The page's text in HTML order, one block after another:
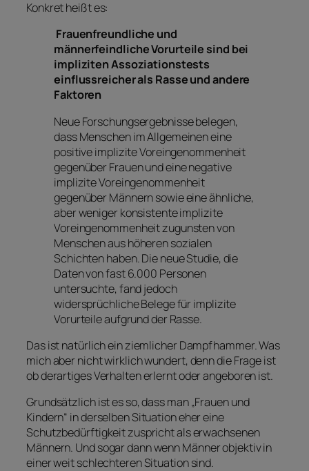
Konkret heißt es:
Frauenfreundliche und
männerfeindliche Vorurteile sind bei
impliziten Assoziationstests
einflussreicher als Rasse und andere
Faktoren
Neue Forschungsergebnisse belegen,
dass Menschen im Allgemeinen eine
positive implizite Voreingenommenheit
gegenüber Frauen und eine negative
implizite Voreingenommenheit
gegenüber Männern sowie eine ähnliche,
aber weniger konsistente implizite
Voreingenommenheit zugunsten von
Menschen aus höheren sozialen
Schichten haben. Die neue Studie, die
Daten von fast 6.000 Personen
untersuchte, fand jedoch
widersprüchliche Belege für implizite
Vorurteile aufgrund der Rasse.
Das ist natürlich ein ziemlicher Dampfhammer. Was
mich aber nicht wirklich wundert, denn die Frage ist
ob derartiges Verhalten erlernt oder angeboren ist.
Grundsätzlich ist es so, dass man „Frauen und
Kindern“ in derselben Situation eher eine
Schutzbedürftigkeit zuspricht als erwachsenen
Männern. Und sogar dann wenn Männer objektiv in
einer weit schlechteren Situation sind.